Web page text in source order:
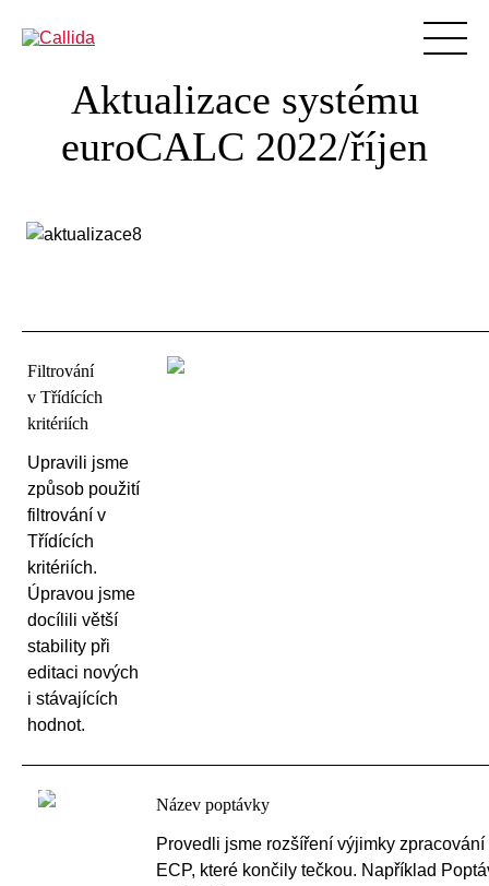
Produkty
Podpora
Aktualizace systému
euroCALC 2022/říjen
Filtrování
v Třídících
kritériích
Upravili jsme
způsob použití
filtrování v
Třídících
kritériích.
Úpravou jsme
docílili větší
stability při
editaci nových
i stávajících
hodnot.
Název poptávky
Provedli jsme rozšíření výjimky
ECP, které končily tečkou. Například